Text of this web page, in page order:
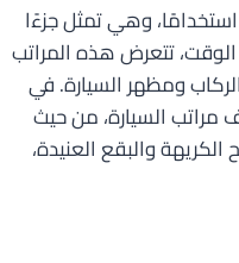
استخدامًا، وهي تمثل جزءًا
الوقت، تتعرض هذه المراتب
ومظهر السيارة. في
السيارة، من حيث
الكريهة والبقع العنيدة،